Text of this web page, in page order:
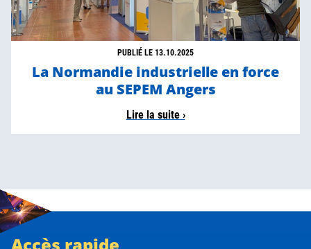
PUBLIÉ LE 13.10.2025
La Normandie industrielle en force
au SEPEM Angers
Lire la suite ›
Accès rapide